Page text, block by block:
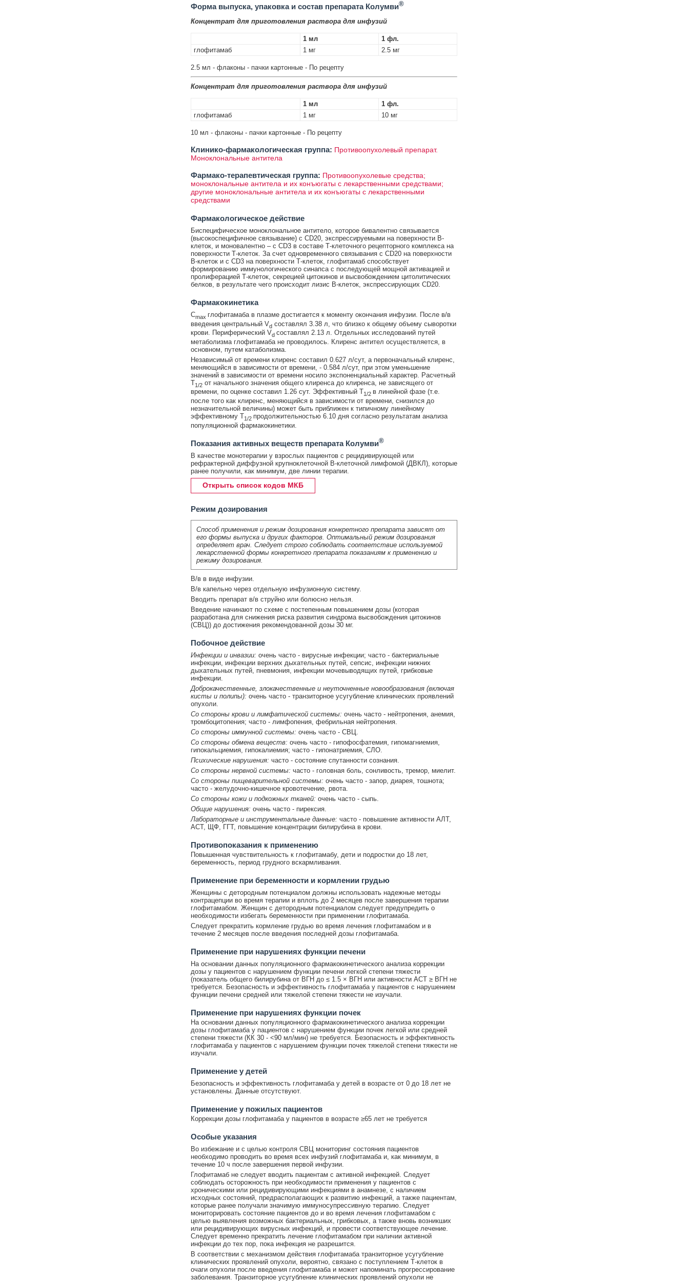
Форма выпуска, упаковка и состав препарата Колумви®
Концентрат для приготовления раствора для инфузий
1 мл
1 фл.
глофитамаб
1 мг 2.5 мг
2.5 мл - флаконы - пачки картонные - По рецепту
Концентрат для приготовления раствора для инфузий
1 мл
1 фл.
глофитамаб
1 мг 10 мг
10 мл - флаконы - пачки картонные - По рецепту
Клинико-фармакологическая группа: Противоопухолевый препарат.
Моноклональные антитела
Фармако-терапевтическая группа: Противоопухолевые средства;
моноклональные антитела и их конъюгаты с лекарственными средствами;
другие моноклональные антитела и их конъюгаты с лекарственными
средствами
Фармакологическое действие
Биспецифическое моноклональное антитело, которое бивалентно связывается
(высокоспецифичное связывание) с CD20, экспрессируемыми на поверхности В-
клеток, и моновалентно – с CD3 в составе Т-клеточного рецепторного комплекса на
поверхности Т-клеток. За счет одновременного связывания с CD20 на поверхности
В-клеток и с CD3 на поверхности Т-клеток, глофитамаб способствует
формированию иммунологического синапса с последующей мощной активацией и
пролиферацией Т-клеток, секрецией цитокинов и высвобождением цитолитических
белков, в результате чего происходит лизис В-клеток, экспрессирующих CD20.
Фармакокинетика
Cmax глофитамаба в плазме достигается к моменту окончания инфузии. После в/в
введения центральный Vdсоставлял 3.38 л, что близко к общему объему сыворотки
крови. Периферический Vd составлял 2.13 л. Отдельных исследований путей
метаболизма глофитамаба не проводилось. Клиренс антител осуществляется, в
основном, путем катаболизма.
Независимый от времени клиренс составил 0.627 л/сут, а первоначальный клиренс,
меняющийся в зависимости от времени, - 0.584 л/сут, при этом уменьшение
значений в зависимости от времени носило экспоненциальный характер. Расчетный
T1/2от начального значения общего клиренса до клиренса, не зависящего от
времени, по оценке составил 1.26 сут. Эффективный T1/2 в линейной фазе (т.е.
после того как клиренс, меняющийся в зависимости от времени, снизился до
незначительной величины) может быть приближен к типичному линейному
эффективному T1/2 продолжительностью 6.10 дня согласно результатам анализа
популяционной фармакокинетики.
Показания активных веществ препарата Колумви®
В качестве монотерапии у взрослых пациентов с рецидивирующей или
рефрактерной диффузной крупноклеточной В-клеточной лимфомой (ДВКЛ), которые
ранее получили, как минимум, две линии терапии.
Открыть список кодов МКБ
Режим дозирования
Способ применения и режим дозирования конкретного препарата зависят от
его формы выпуска и других факторов. Оптимальный режим дозирования
определяет врач. Следует строго соблюдать соответствие используемой
лекарственной формы конкретного препарата показаниям к применению и
режиму дозирования.
В/в в виде инфузии.
В/в капельно через отдельную инфузионную систему.
Вводить препарат в/в струйно или болюсно нельзя.
Введение начинают по схеме с постепенным повышением дозы (которая
разработана для снижения риска развития синдрома высвобождения цитокинов
(СВЦ)) до достижения рекомендованной дозы 30 мг.
Побочное действие
Инфекции и инвазии: очень часто - вирусные инфекции; часто - бактериальные
инфекции, инфекции верхних дыхательных путей, сепсис, инфекции нижних
дыхательных путей, пневмония, инфекции мочевыводящих путей, грибковые
инфекции.
Доброкачественные, злокачественные и неуточненные новообразования (включая
кисты и полипы): очень часто - транзиторное усугубление клинических проявлений
опухоли.
Со стороны крови и лимфатической системы: очень часто - нейтропения, анемия,
тромбоцитопения; часто - лимфопения, фебрильная нейтропения.
Со стороны иммунной системы: очень часто - СВЦ.
Со стороны обмена веществ: очень часто - гипофосфатемия, гипомагниемия,
гипокальциемия, гипокалиемия; часто - гипонатриемия, СЛО.
Психические нарушения: часто - состояние спутанности сознания.
Со стороны нервной системы: часто - головная боль, сонливость, тремор, миелит.
Со стороны пищеварительной системы: очень часто - запор, диарея, тошнота;
часто - желудочно-кишечное кровотечение, рвота.
Со стороны кожи и подкожных тканей: очень часто - сыпь.
Общие нарушения: очень часто - пирексия.
Лабораторные и инструментальные данные: часто - повышение активности АЛТ,
АСТ, ЩФ, ГГТ, повышение концентрации билирубина в крови.
Противопоказания к применению
Повышенная чувствительность к глофитамабу, дети и подростки до 18 лет,
беременность, период грудного вскармливания.
Применение при беременности и кормлении грудью
Женщины с детородным потенциалом должны использовать надежные методы
контрацепции во время терапии и вплоть до 2 месяцев после завершения терапии
глофитамабом. Женщин с детородным потенциалом следует предупредить о
необходимости избегать беременности при применении глофитамаба.
Следует прекратить кормление грудью во время лечения глофитамабом и в
течение 2 месяцев после введения последней дозы глофитамаба.
Применение при нарушениях функции печени
На основании данных популяционного фармакокинетического анализа коррекции
дозы у пациентов с нарушением функции печени легкой степени тяжести
(показатель общего билирубина от ВГН до ≤ 1.5 × ВГН или активности АСТ ≥ ВГН не
требуется. Безопасность и эффективность глофитамаба у пациентов с нарушением
функции печени средней или тяжелой степени тяжести не изучали.
Применение при нарушениях функции почек
На основании данных популяционного фармакокинетического анализа коррекции
дозы глофитамаба у пациентов с нарушением функции почек легкой или средней
степени тяжести (КК 30 - <90 мл/мин) не требуется. Безопасность и эффективность
глофитамаба у пациентов с нарушением функции почек тяжелой степени тяжести не
изучали.
Применение у детей
Безопасность и эффективность глофитамаба у детей в возрасте от 0 до 18 лет не
установлены. Данные отсутствуют.
Применение у пожилых пациентов
Коррекции дозы глофитамаба у пациентов в возрасте ≥65 лет не требуется
Особые указания
Во избежание и с целью контроля СВЦ мониторинг состояния пациентов
необходимо проводить во время всех инфузий глофитамаба и, как минимум, в
течение 10 ч после завершения первой инфузии.
Глофитамаб не следует вводить пациентам с активной инфекцией. Следует
соблюдать осторожность при необходимости применения у пациентов с
хроническими или рецидивирующими инфекциями в анамнезе, с наличием
исходных состояний, предрасполагающих к развитию инфекций, а также пациентам,
которые ранее получали значимую иммуносупрессивную терапию. Следует
мониторировать состояние пациентов до и во время лечения глофитамабом с
целью выявления возможных бактериальных, грибковых, а также вновь возникших
или рецидивирующих вирусных инфекций, и провести соответствующее лечение.
Следует временно прекратить лечение глофитамабом при наличии активной
инфекции до тех пор, пока инфекция не разрешится.
В соответствии с механизмом действия глофитамаба транзиторное усугубление
клинических проявлений опухоли, вероятно, связано с поступлением Т-клеток в
очаги опухоли после введения глофитамаба и может напоминать прогрессирование
заболевания. Транзиторное усугубление клинических проявлений опухоли не